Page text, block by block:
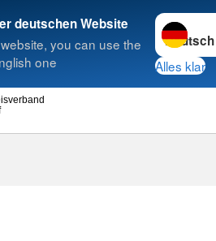
deutschen Website
you can use the
one
Sprache
Alles klar
Suche